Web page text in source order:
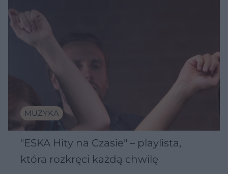
MUZYKA
"ESKA Hity na Czasie" – playlista,
która rozkręci każdą chwilę